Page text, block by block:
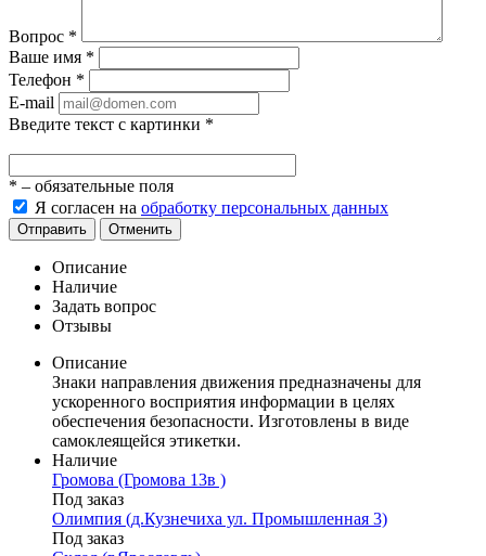
Вопрос *
Ваше имя *
Телефон *
E-mail
Введите текст с картинки *
* – обязательные поля
Я согласен на обработку персональных данных
Отправить Отменить
Описание
Наличие
Задать вопрос
Отзывы
Описание
Знаки направления движения предназначены для
ускоренного восприятия информации в целях
обеспечения безопасности. Изготовлены в виде
самоклеящейся этикетки.
Наличие
Громова (Громова 13в )
Под заказ
Олимпия (д.Кузнечиха ул. Промышленная 3)
Под заказ